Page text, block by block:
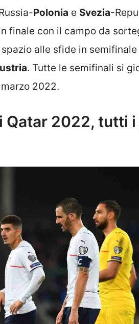
Polonia e Svezia-
finale con il campo da
alle sfide in semifinale
. Tutte le semifinali si
2022.
Qatar 2022, tutti